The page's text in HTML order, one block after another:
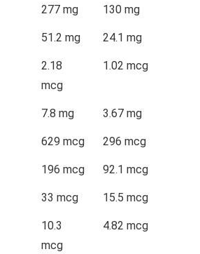
277 mg 130 mg
51.2 mg 24.1 mg
2.18
mcg
1.02 mcg
7.8 mg 3.67 mg
629 mcg 296 mcg
196 mcg 92.1 mcg
33 mcg 15.5 mcg
10.3
mcg
4.82 mcg